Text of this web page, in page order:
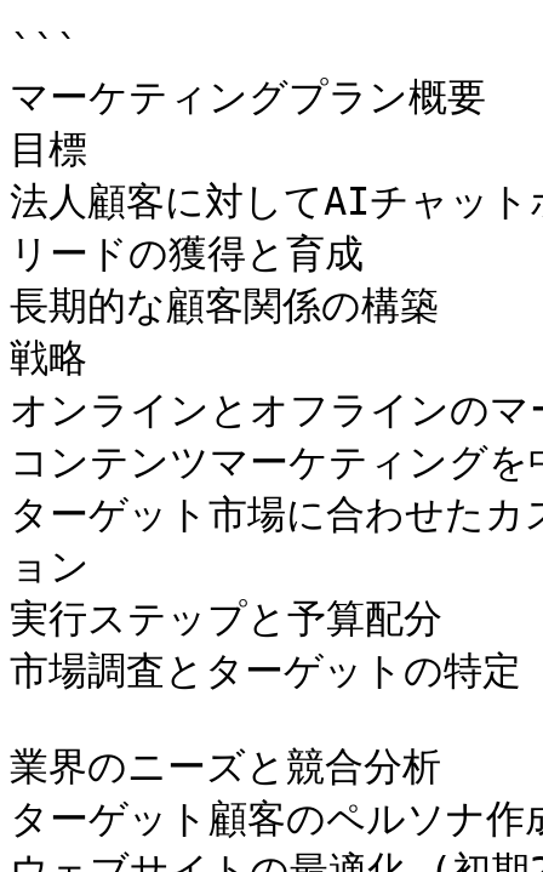
```
マーケティングプラン概要
目標
法人顧客に対してAIチャッ
リードの獲得と育成
長期的な顧客関係の構築
戦略
オンラインとオフラインの
コンテンツマーケティング
ターゲット市場に合わせた
ョン
実行ステップと予算配分
市場調査とターゲットの特
業界のニーズと競合分析
ターゲット顧客のペルソナ作